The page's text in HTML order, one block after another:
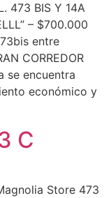
473 BIS Y 14A
– $700.000
entre
CORREDOR
se encuentra
económico y
C
Store 473